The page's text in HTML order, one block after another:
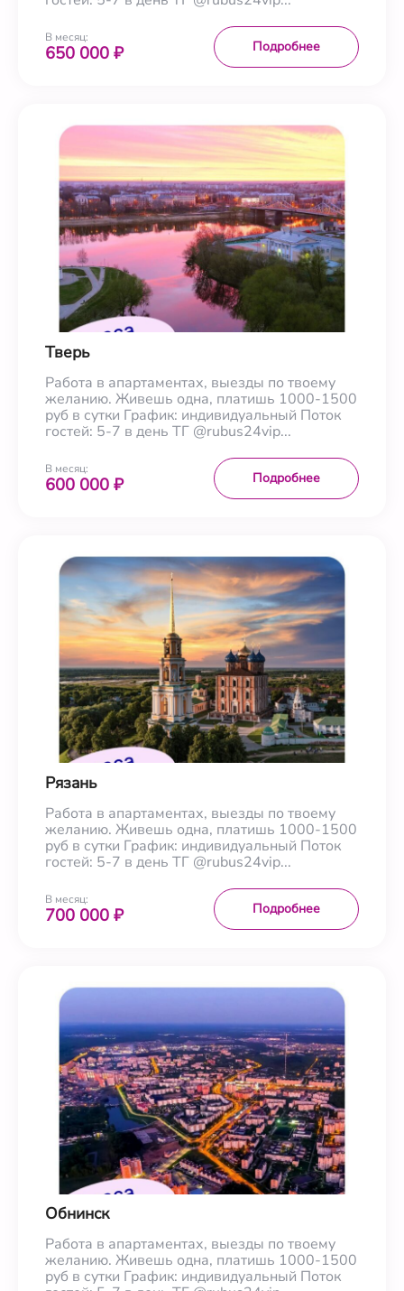
В месяц:
650 000 ₽ Подробнее
Тверь
Работа в апартаментах, выезды по твоему
желанию. Живешь одна, платишь 1000-1500
руб в сутки График: индивидуальный Поток
гостей: 5-7 в день ТГ @rubus24vip...
В месяц:
600 000 ₽ Подробнее
Рязань
Работа в апартаментах, выезды по твоему
желанию. Живешь одна, платишь 1000-1500
руб в сутки График: индивидуальный Поток
гостей: 5-7 в день ТГ @rubus24vip...
В месяц:
700 000 ₽ Подробнее
Обнинск
Работа в апартаментах, выезды по твоему
желанию. Живешь одна, платишь 1000-1500
руб в сутки График: индивидуальный Поток